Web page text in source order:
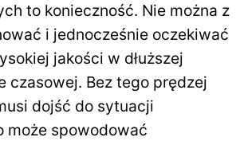
to konieczność. Nie można z
i jednocześnie oczekiwać
jakości w dłuższej
czasowej. Bez tego prędzej
dojść do sytuacji
może spowodować